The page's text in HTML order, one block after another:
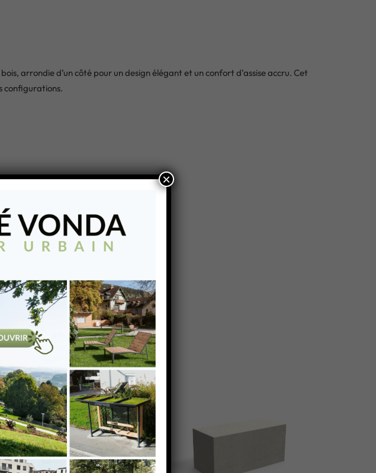
arrondie d’un côté pour un design élégant et un confort d’assise accru. Cet
configurations.
×